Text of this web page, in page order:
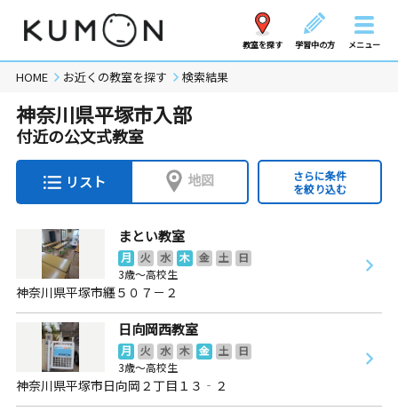
教室を探す 学習中の方 メニュー
HOME お近くの教室を探す 検索結果
神奈川県平塚市入部
付近の公文式教室
リスト 地図
さらに条件
を絞り込む
まとい教室
月 火 水 木 金 土
日
3歳～高校生
神奈川県平塚市纒５０７－２
日向岡西教室
月 火 水 木 金 土
日
3歳～高校生
神奈川県平塚市日向岡２丁目１３‐２